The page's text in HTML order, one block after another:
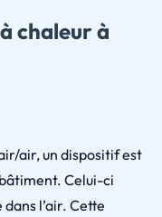
chaleur à
air, un dispositif est
Celui-ci
l’air. Cette